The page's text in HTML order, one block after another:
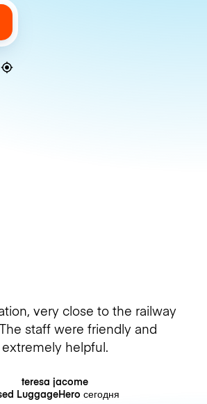
very close to the railway
staff were friendly and
extremely helpful.
teresa jacome
LuggageHero сегодня